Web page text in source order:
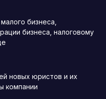
бизнеса,
бизнеса, налоговому
новых юристов и их
компании